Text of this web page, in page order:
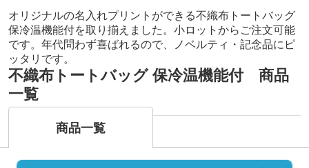
オリジナルの名入れプリントができる不織布トートバッグ
保冷温機能付を取り揃えました。小ロットからご注文可能
です。年代問わず喜ばれるので、ノベルティ・記念品にピ
ッタリです。
不織布トートバッグ 保冷温機能付 商品
一覧
商品一覧